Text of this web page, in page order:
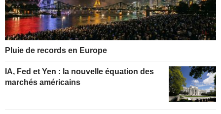
Pluie de records en Europe
IA, Fed et Yen : la nouvelle équation des
marchés américains